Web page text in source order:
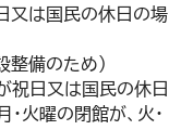
又は国民の休日の場
整備のため）
祝日又は国民の休日
火曜の閉館が、火・